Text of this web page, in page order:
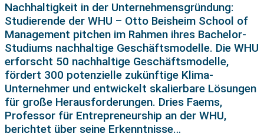
Nachhaltigkeit in der Unternehmensgründung:
Studierende der WHU – Otto Beisheim School of
Management pitchen im Rahmen ihres Bachelor-
Studiums nachhaltige Geschäftsmodelle. Die WHU
erforscht 50 nachhaltige Geschäftsmodelle,
fördert 300 potenzielle zukünftige Klima-
Unternehmer und entwickelt skalierbare Lösungen
für große Herausforderungen. Dries Faems,
Professor für Entrepreneurship an der WHU,
berichtet über seine Erkenntnisse…